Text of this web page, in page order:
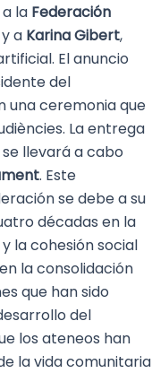
la Federación
y a Karina Gibert,
El anuncio
del
una ceremonia que
La entrega
llevará a cabo
. Este
se debe a su
décadas en la
la cohesión social
la consolidación
que han sido
del
los ateneos han
la vida comunitaria